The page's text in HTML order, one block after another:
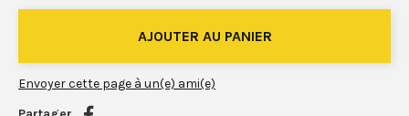
Envoyer cette page à un(e) ami(e)